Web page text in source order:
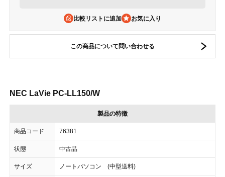
比較リストに追加
この商品について問い合わせる
NEC LaVie PC-LL150/W
製品の特徴
商品コード 76381
状態 中古品
サイズ ノートパソコン (中型送料)